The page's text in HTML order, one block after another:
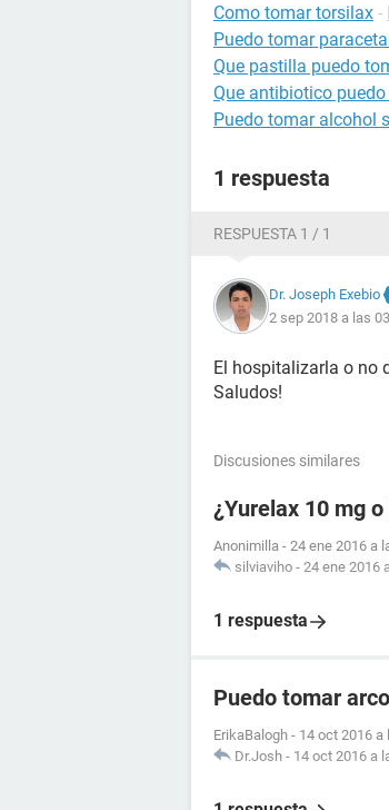
Como tomar torsilax -
Puedo tomar
Que pastilla puedo
Que antibiotico
Puedo tomar alcohol
1 respuesta
RESPUESTA 1 / 1
Dr. Joseph Exebio
2 sep 2018 a las
El hospitalizarla o no
Saludos!
Discusiones similares
¿Yurelax 10 mg
Anonimilla - 24 ene 2016 a
silviaviho - 24 ene 2016
1 respuesta
Puedo tomar
ErikaBalogh - 14 oct 2016 a
Dr.Josh - 14 oct 2016 a